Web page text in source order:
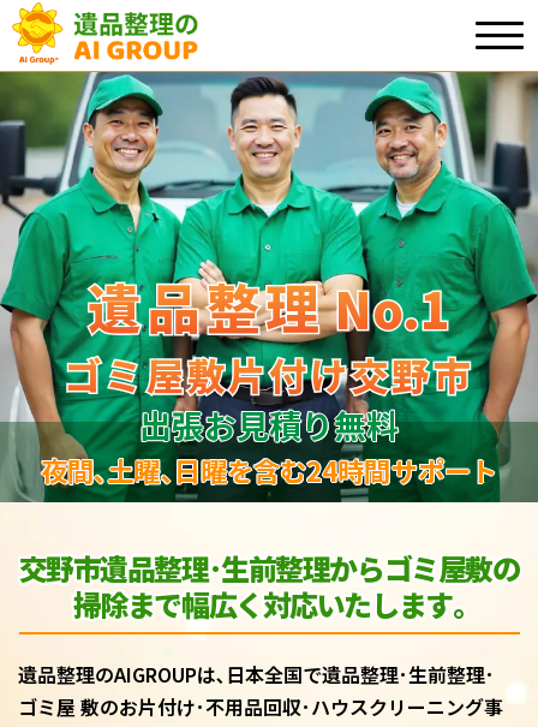
遺品整理No.1
ゴミ屋敷片付け交野市
遺品整理No.1
ゴミ屋敷片付け交野市
出張お見積り無料
夜間､土曜､日曜を含む24時間サポート
交野市遺品整理･生前整理からゴミ屋敷の
掃除まで幅広く対応いたします｡
遺品整理のAIGROUPは､日本全国で遺品整理･生前整理･
ゴミ屋 敷のお片付け･不用品回収･ハウスクリーニング事